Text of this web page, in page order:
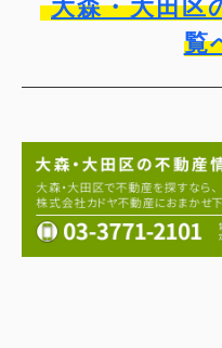
大森・大田区
覧